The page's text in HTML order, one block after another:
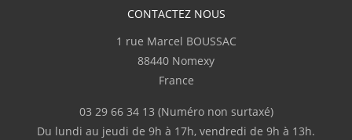
CONTACTEZ NOUS
1 rue Marcel BOUSSAC
88440 Nomexy
France
03 29 66 34 13 (Numéro non surtaxé)
Du lundi au jeudi de 9h à 17h, vendredi de 9h à 13h.